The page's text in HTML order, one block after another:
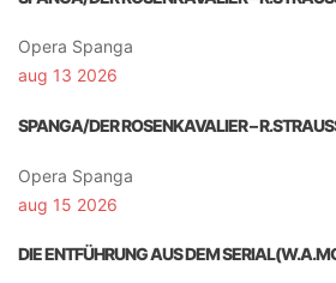
Opera Spanga
aug 13 2026
SPANGA/DER ROSENKAVALIER –
Opera Spanga
aug 15 2026
DIE ENTFÜHRUNG AUS DEM